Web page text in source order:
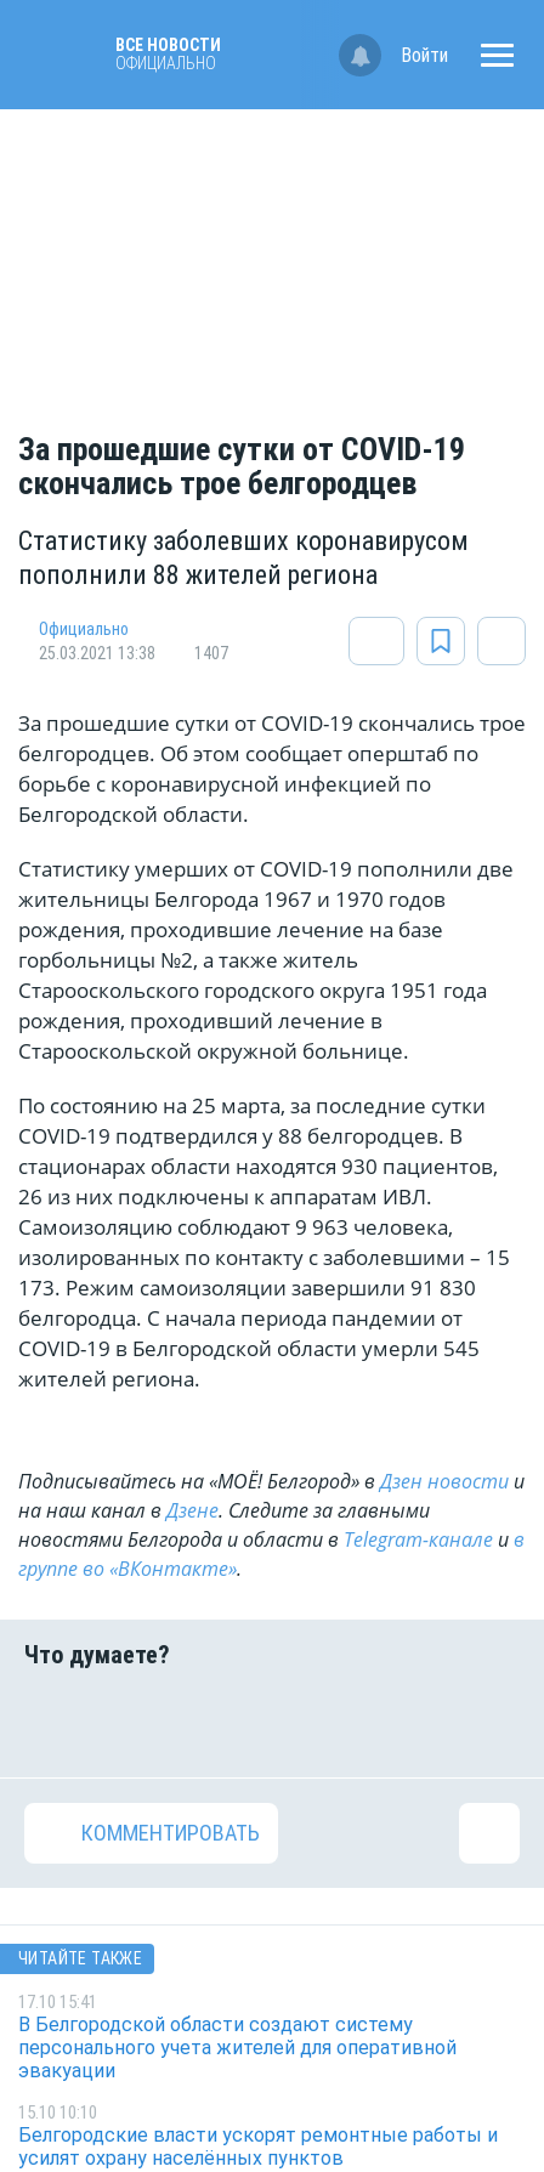
ВСЕ НОВОСТИ
ОФИЦИАЛЬНО
Войти
За прошедшие сутки от COVID-19
скончались трое белгородцев
Статистику заболевших коронавирусом
пополнили 88 жителей региона
Официально
25.03.2021 13:38
1407
За прошедшие сутки от COVID-19 скончались трое
белгородцев. Об этом сообщает оперштаб по
борьбе с коронавирусной инфекцией по
Белгородской области.
Статистику умерших от COVID-19 пополнили две
жительницы Белгорода 1967 и 1970 годов
рождения, проходившие лечение на базе
горбольницы №2, а также житель
Старооскольского городского округа 1951 года
рождения, проходивший лечение в
Старооскольской окружной больнице.
По состоянию на 25 марта, за последние сутки
COVID-19 подтвердился у 88 белгородцев. В
стационарах области находятся 930 пациентов,
26 из них подключены к аппаратам ИВЛ.
Самоизоляцию соблюдают 9 963 человека,
изолированных по контакту с заболевшими – 15
173. Режим самоизоляции завершили 91 830
белгородца. С начала периода пандемии от
COVID-19 в Белгородской области умерли 545
жителей региона.
Подписывайтесь на «МОЁ! Белгород» вДзен новости и
на наш канал вДзене. Cледите за главными
новостями Белгорода и области в Telegram-канале ив
группе во «ВКонтакте».
КОММЕНТИРОВАТЬ
ЧИТАЙТЕ ТАКЖЕ
17.10 15:41
В Белгородской области создают систему
персонального учета жителей для оперативной
эвакуации
15.10 10:10
Белгородские власти ускорят ремонтные работы и
усилят охрану населённых пунктов